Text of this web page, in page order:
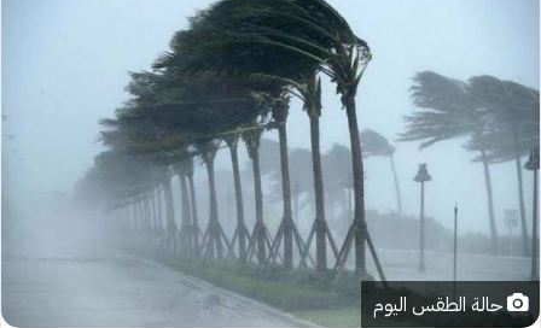
حالة الطقس اليوم